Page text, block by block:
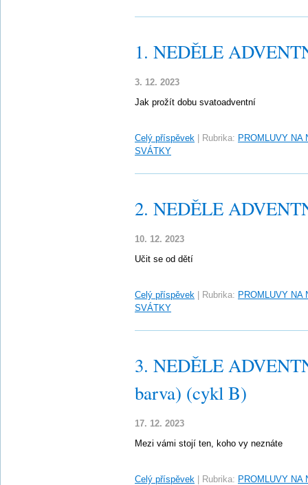
1. NEDĚLE
3. 12. 2023
Jak prožít dobu svatoadventní
Celý příspěvek Rubrika: PROMLUVY NA
SVÁTKY
2. NEDĚLE
10. 12. 2023
Učit se od dětí
Celý příspěvek Rubrika: PROMLUVY NA
SVÁTKY
3. NEDĚLE
barva) (cykl B)
17. 12. 2023
Mezi vámi stojí ten, koho vy neznáte
Celý příspěvek Rubrika: PROMLUVY NA